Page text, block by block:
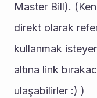
Master Bill).
direkt olarak
kullanmak
altına link
ulaşabilirler :) )